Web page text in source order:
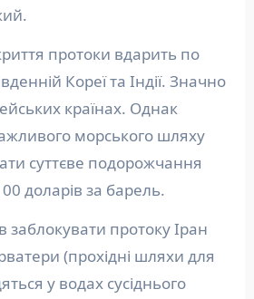
протоки вдарить по
Кореї та Індії. Значно
країнах. Однак
морського шляху
суттєве подорожчання
доларів за барель.
заблокувати протоку Іран
(прохідні шляхи для
у водах сусіднього